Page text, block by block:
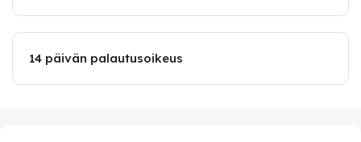
14 päivän palautusoikeus